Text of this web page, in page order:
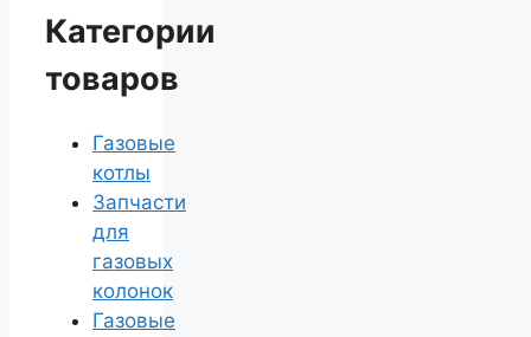
Категории
товаров
Газовые
котлы
Запчасти
для
газовых
колонок
Газовые